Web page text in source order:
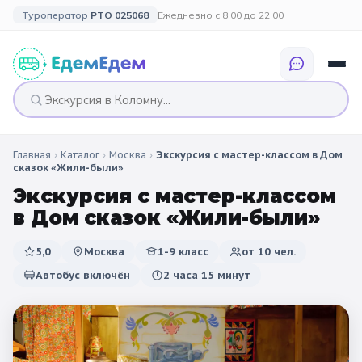
Туроператор РТО 025068 Ежедневно с 8:00 до 22:00
🎉 ПО ПРАЗДНИКАМ
Все праздники
🔔 1 сентября
🗳️ 18 сентября
🥞 Масленица
🗓️ ПО КАНИКУЛАМ
🍂 Осенние
🌸 Весенние
☀️ Летние
🗓️ ПО ДЛИТЕЛЬНОСТИ
Однодневные
🎉 СОБЫТИЙНЫЕ
🍂 Осенние
каникулы
🎄 Новогодние
туры
🌷 Весенние
каникулы
🎓 Выпускные
Главная › Каталог › Москва › Экскурсия с мастер-классом в Дом
сказок «Жили-были»
Экскурсия с мастер-классом
в Дом сказок «Жили-были»
5,0 Москва 1-9 класс от 10 чел.
Автобус включён
2 часа 15 минут